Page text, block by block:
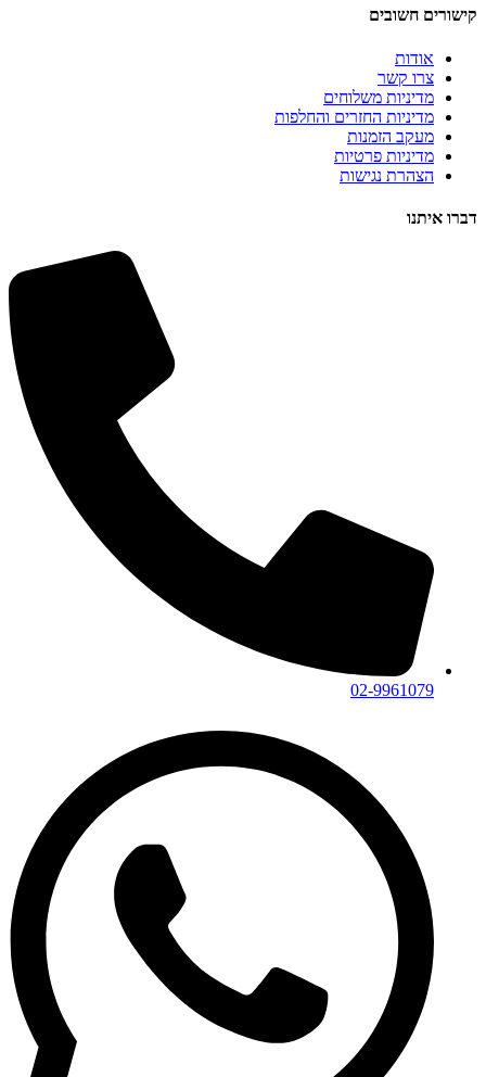
קישורים חשובים
אודות
צרו קשר
מדיניות משלוחים
מדיניות החזרים והחלפות
מעקב הזמנות
מדיניות פרטיות
הצהרת נגישות
דברו איתנו
02-9961079